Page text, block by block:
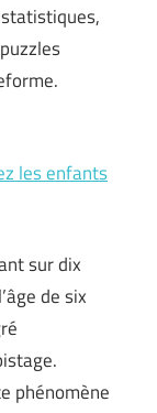
les enfants
sur dix
de six
phénomène